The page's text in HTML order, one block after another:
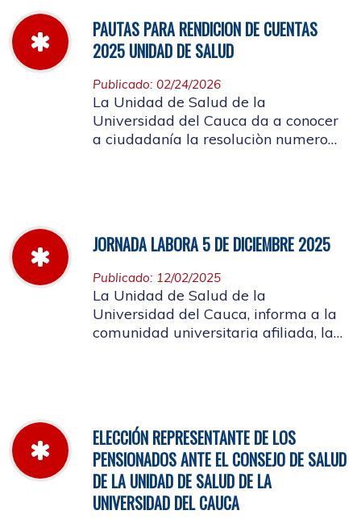
PAUTAS PARA RENDICION DE CUENTAS
2025 UNIDAD DE SALUD
Publicado: 02/24/2026
La Unidad de Salud de la
Universidad del Cauca da a conocer
a ciudadanía la resoluciòn numero
JORNADA LABORA 5 DE DICIEMBRE 2025
Publicado: 12/02/2025
La Unidad de Salud de la
Universidad del Cauca, informa a la
comunidad universitaria afiliada, la
ELECCIÓN REPRESENTANTE DE LOS
PENSIONADOS ANTE EL CONSEJO DE SALUD
DE LA UNIDAD DE SALUD DE LA
UNIVERSIDAD DEL CAUCA